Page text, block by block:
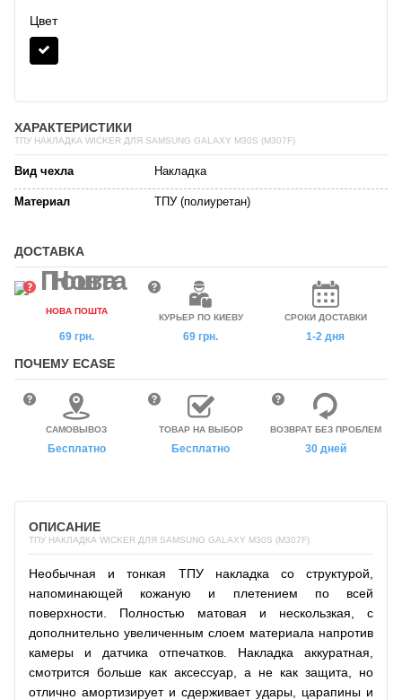
Цвет
ХАРАКТЕРИСТИКИ
ТПУ НАКЛАДКА WICKER ДЛЯ SAMSUNG GALAXY M30S (M307F)
Вид чехла Накладка
Материал ТПУ (полиуретан)
ДОСТАВКА
НОВА ПОШТА
69 грн.
КУРЬЕР ПО КИЕВУ
69 грн.
СРОКИ ДОСТАВКИ
1-2 дня
ПОЧЕМУ ECASE
САМОВЫВОЗ
Бесплатно
ТОВАР НА ВЫБОР
Бесплатно
ВОЗВРАТ БЕЗ ПРОБЛЕМ
30 дней
ОПИСАНИЕ
ТПУ НАКЛАДКА WICKER ДЛЯ SAMSUNG GALAXY M30S (M307F)
Необычная и тонкая ТПУ накладка со структурой,
напоминающей кожаную и плетением по всей
поверхности. Полностью матовая и нескользкая, с
дополнительно увеличенным слоем материала напротив
камеры и датчика отпечатков. Накладка аккуратная,
смотрится больше как аксессуар, а не как защита, но
отлично амортизирует и сдерживает удары, царапины и